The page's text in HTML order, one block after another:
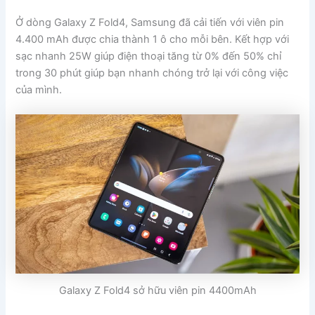
Ở dòng Galaxy Z Fold4, Samsung đã cải tiến với viên pin
4.400 mAh được chia thành 1 ô cho mỗi bên. Kết hợp với
sạc nhanh 25W giúp điện thoại tăng từ 0% đến 50% chỉ
trong 30 phút giúp bạn nhanh chóng trở lại với công việc
của mình.
Galaxy Z Fold4 sở hữu viên pin 4400mAh